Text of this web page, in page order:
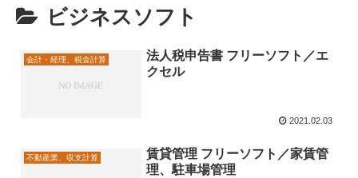
ビジネスソフト
会計・経理、税金計算
法人税申告書 フリーソフト／エ
クセル
2021.02.03
不動産業、収支計算
賃貸管理 フリーソフト／家賃管
理、駐車場管理